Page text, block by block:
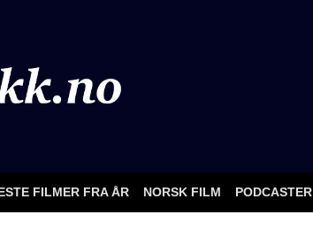
FILMER FRA ÅR NORSK FILM PODCASTER